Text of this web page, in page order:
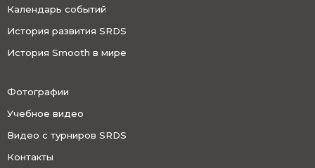
Календарь событий
История развития SRDS
История Smooth в мире
Фотографии
Учебное видео
Видео с турниров SRDS
Контакты